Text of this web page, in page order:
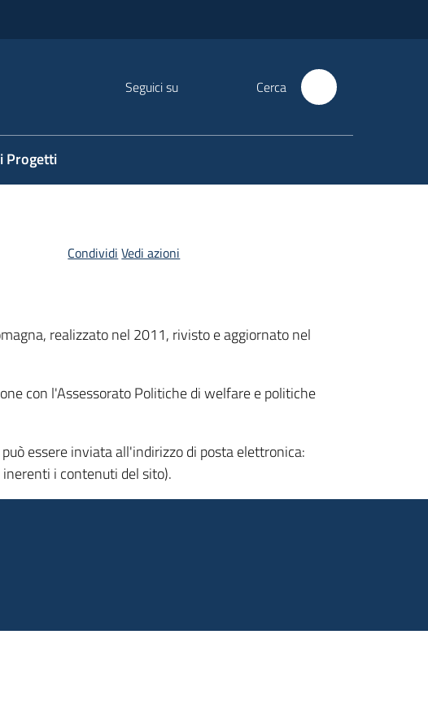
Seguici su Cerca
Progetti
Condividi Vedi azioni
realizzato nel 2011, rivisto e aggiornato nel
con l'Assessorato Politiche di welfare e politiche
essere inviata all'indirizzo di posta elettronica:
i contenuti del sito).